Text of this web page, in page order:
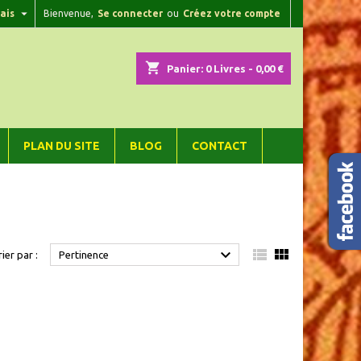
Bienvenue, Se connecter ou Créez votre compte

shopping_cart Panier: 0Livres - 0,00 €
PLAN DU SITE BLOG CONTACT
par : Pertinence   